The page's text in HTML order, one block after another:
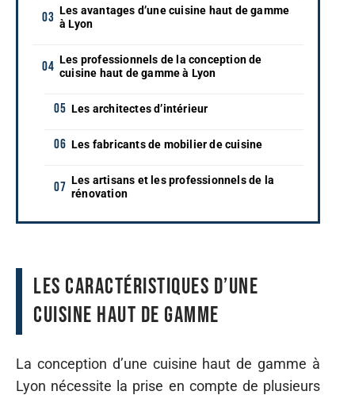
Les avantages d’une cuisine haut de gamme
à Lyon
Les professionnels de la conception de
cuisine haut de gamme à Lyon
Les architectes d’intérieur
Les fabricants de mobilier de cuisine
Les artisans et les professionnels de la
rénovation
Les caractéristiques d’une
cuisine haut de gamme
La conception d’une cuisine haut de gamme à
Lyon nécessite la prise en compte de plusieurs